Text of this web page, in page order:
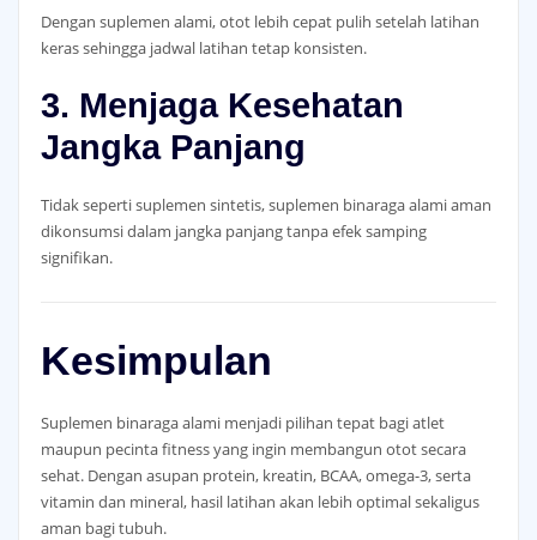
Dengan suplemen alami, otot lebih cepat pulih setelah latihan
keras sehingga jadwal latihan tetap konsisten.
3. Menjaga Kesehatan
Jangka Panjang
Tidak seperti suplemen sintetis, suplemen binaraga alami aman
dikonsumsi dalam jangka panjang tanpa efek samping
signifikan.
Kesimpulan
Suplemen binaraga alami menjadi pilihan tepat bagi atlet
maupun pecinta fitness yang ingin membangun otot secara
sehat. Dengan asupan protein, kreatin, BCAA, omega-3, serta
vitamin dan mineral, hasil latihan akan lebih optimal sekaligus
aman bagi tubuh.